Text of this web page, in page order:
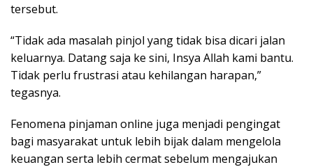
tersebut.
“Tidak ada masalah pinjol yang tidak bisa dicari jalan
keluarnya. Datang saja ke sini, Insya Allah kami bantu.
Tidak perlu frustrasi atau kehilangan harapan,”
tegasnya.
Fenomena pinjaman online juga menjadi pengingat
bagi masyarakat untuk lebih bijak dalam mengelola
keuangan serta lebih cermat sebelum mengajukan